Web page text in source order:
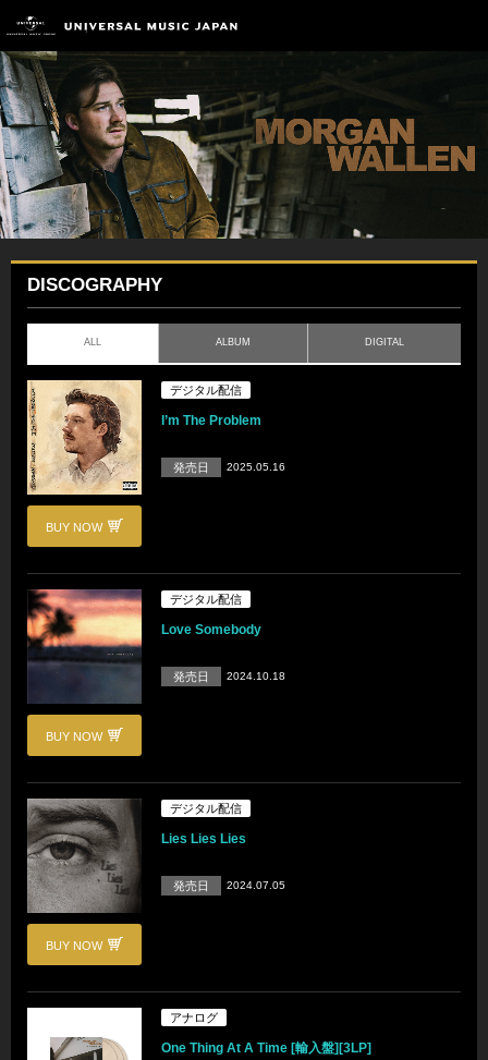
DISCOGRAPHY
ALL ALBUM DIGITAL
BUY NOW
デジタル配信
I’m The Problem
発売日 2025.05.16
BUY NOW
デジタル配信
Love Somebody
発売日 2024.10.18
BUY NOW
デジタル配信
Lies Lies Lies
発売日 2024.07.05
アナログ
One Thing At A Time [輸入盤][3LP]